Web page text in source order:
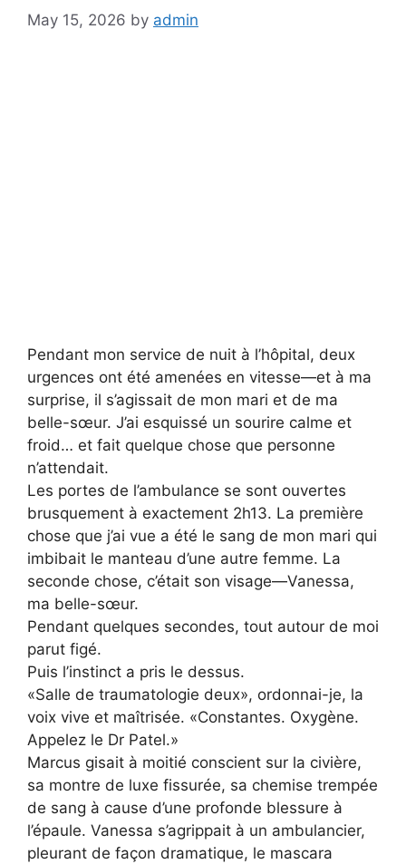
May 15, 2026 by admin
Pendant mon service de nuit à l’hôpital, deux
urgences ont été amenées en vitesse—et à ma
surprise, il s’agissait de mon mari et de ma
belle-sœur. J’ai esquissé un sourire calme et
froid… et fait quelque chose que personne
n’attendait.
Les portes de l’ambulance se sont ouvertes
brusquement à exactement 2h13. La première
chose que j’ai vue a été le sang de mon mari qui
imbibait le manteau d’une autre femme. La
seconde chose, c’était son visage—Vanessa,
ma belle-sœur.
Pendant quelques secondes, tout autour de moi
parut figé.
Puis l’instinct a pris le dessus.
«Salle de traumatologie deux», ordonnai-je, la
voix vive et maîtrisée. «Constantes. Oxygène.
Appelez le Dr Patel.»
Marcus gisait à moitié conscient sur la civière,
sa montre de luxe fissurée, sa chemise trempée
de sang à cause d’une profonde blessure à
l’épaule. Vanessa s’agrippait à un ambulancier,
pleurant de façon dramatique, le mascara